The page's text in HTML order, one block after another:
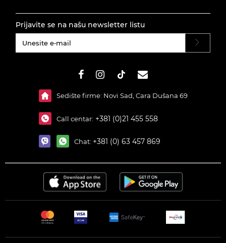
Prijavite se na našu newsletter listu
Sedište firme: Novi Sad, Cara Dušana 69
Call centar: +381 (0)21 455 558
Chat: +381 (0) 63 457 869